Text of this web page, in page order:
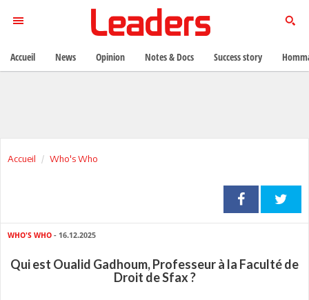
Accueil Who's Who
WHO'S WHO - 16.12.2025
Qui est Oualid Gadhoum, Professeur à la Faculté de
Droit de Sfax ?
Accueil News Opinion Notes & Docs Success story